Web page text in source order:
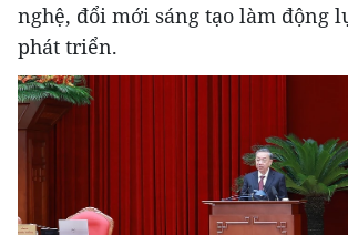
nghệ, đổi mới sáng tạo làm động
phát triển.